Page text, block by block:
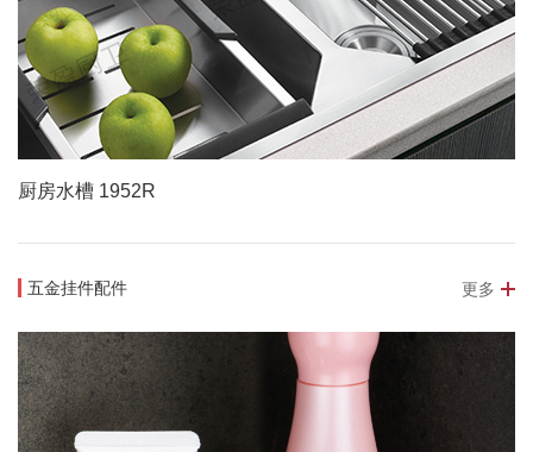
厨房水槽 1952R
五金挂件配件 更多